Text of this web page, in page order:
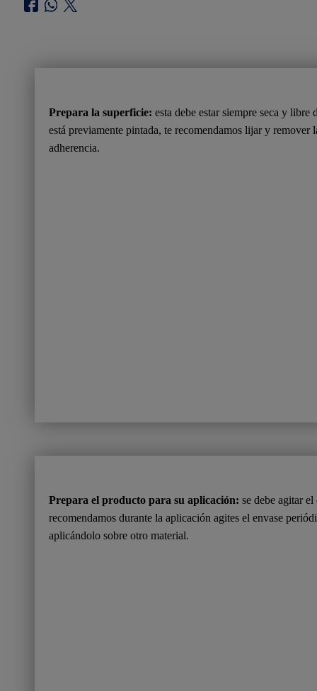
Prepara la superficie: esta debe estar siempre seca y
está previamente pintada, te recomendamos lijar y
adherencia.
Prepara el producto para su aplicación: se debe agitar
recomendamos durante la aplicación agites el envase
aplicándolo sobre otro material.